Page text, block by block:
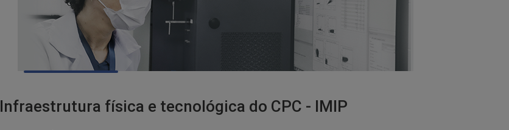
Infraestrutura física e tecnológica do CPC - IMIP